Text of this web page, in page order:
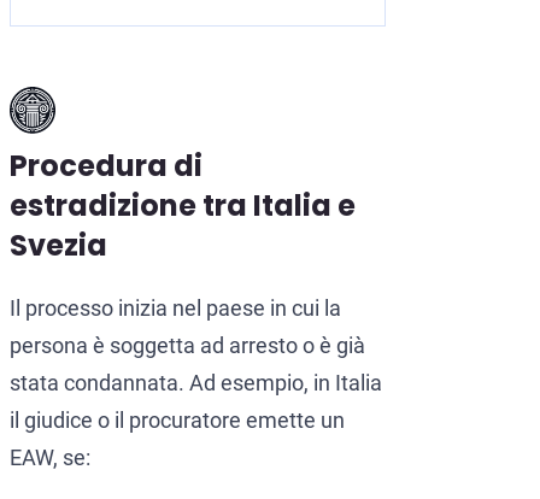
Procedura di
estradizione tra Italia e
Svezia
Il processo inizia nel paese in cui la
persona è soggetta ad arresto o è già
stata condannata. Ad esempio, in Italia
il giudice o il procuratore emette un
EAW, se: